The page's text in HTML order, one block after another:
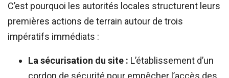
C’est pourquoi les autorités locales structurent leurs
premières actions de terrain autour de trois
impératifs immédiats :
La sécurisation du site : L’établissement d’un